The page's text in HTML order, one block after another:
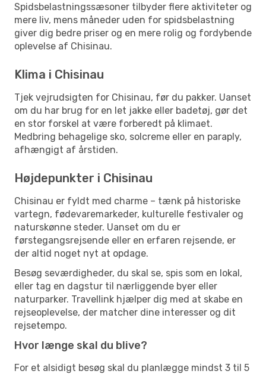
Spidsbelastningssæsoner tilbyder flere aktiviteter og
mere liv, mens måneder uden for spidsbelastning
giver dig bedre priser og en mere rolig og fordybende
oplevelse af Chisinau.
Klima i Chisinau
Tjek vejrudsigten for Chisinau, før du pakker. Uanset
om du har brug for en let jakke eller badetøj, gør det
en stor forskel at være forberedt på klimaet.
Medbring behagelige sko, solcreme eller en paraply,
afhængigt af årstiden.
Højdepunkter i Chisinau
Chisinau er fyldt med charme – tænk på historiske
vartegn, fødevaremarkeder, kulturelle festivaler og
naturskønne steder. Uanset om du er
førstegangsrejsende eller en erfaren rejsende, er
der altid noget nyt at opdage.
Besøg seværdigheder, du skal se, spis som en lokal,
eller tag en dagstur til nærliggende byer eller
naturparker. Travellink hjælper dig med at skabe en
rejseoplevelse, der matcher dine interesser og dit
rejsetempo.
Hvor længe skal du blive?
For et alsidigt besøg skal du planlægge mindst 3 til 5